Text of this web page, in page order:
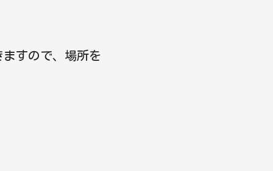
すので、場所を